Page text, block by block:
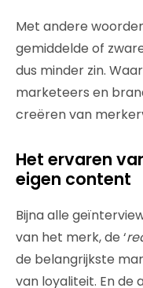
Met andere
gemiddelde of
dus minder zin.
marketeers en
creëren van
Het ervaren
eigen content
Bijna alle
van het merk, de ‘
de belangrijkste
van loyaliteit. En